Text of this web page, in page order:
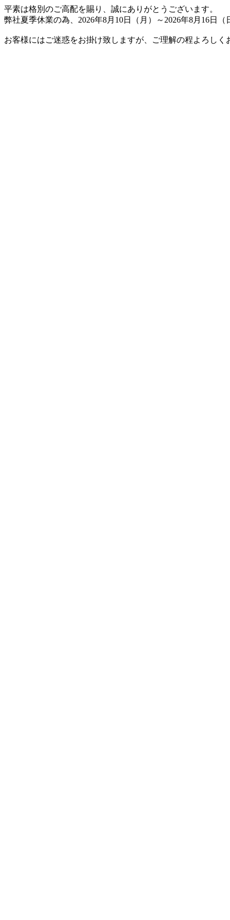
平素は格別のご高配を賜り、誠にありがとうございます。
弊社夏季休業の為、2026年8月10日（月）～2026年8月16日
お客様にはご迷惑をお掛け致しますが、ご理解の程よろしく